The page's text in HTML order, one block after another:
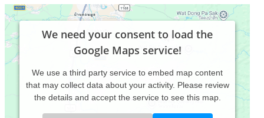
We need your consent to load the
Google Maps service!
We use a third party service to embed map content
that may collect data about your activity. Please review
the details and accept the service to see this map.